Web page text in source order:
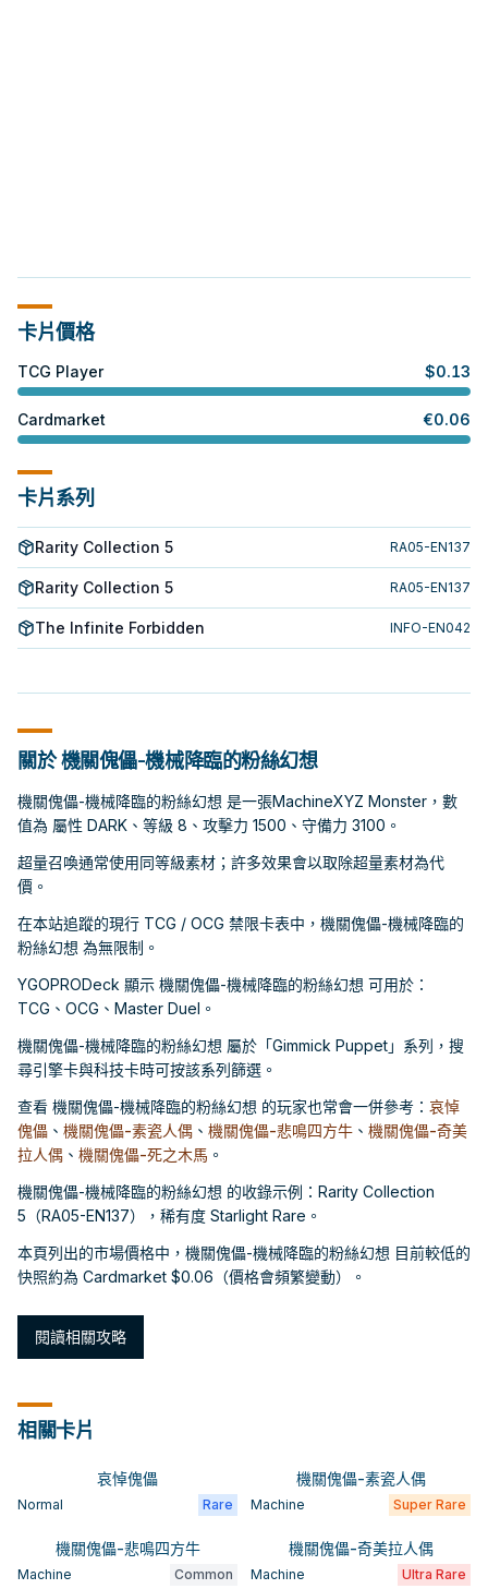
卡片價格
TCG Player $0.13
Cardmarket €0.06
卡片系列
Rarity Collection 5 RA05-EN137
Rarity Collection 5 RA05-EN137
The Infinite Forbidden INFO-EN042
關於 機關傀儡-機械降臨的粉絲幻想
機關傀儡-機械降臨的粉絲幻想 是一張MachineXYZ Monster，數
值為 屬性 DARK、等級 8、攻擊力 1500、守備力 3100。
超量召喚通常使用同等級素材；許多效果會以取除超量素材為代
價。
在本站追蹤的現行 TCG / OCG 禁限卡表中，機關傀儡-機械降臨的
粉絲幻想 為無限制。
YGOPRODeck 顯示 機關傀儡-機械降臨的粉絲幻想 可用於：
TCG、OCG、Master Duel。
機關傀儡-機械降臨的粉絲幻想 屬於「Gimmick Puppet」系列，搜
尋引擎卡與科技卡時可按該系列篩選。
查看 機關傀儡-機械降臨的粉絲幻想 的玩家也常會一併參考： 哀悼
傀儡 、 機關傀儡-素瓷人偶 、 機關傀儡-悲鳴四方牛 、 機關傀儡-奇美
拉人偶 、 機關傀儡-死之木馬 。
機關傀儡-機械降臨的粉絲幻想 的收錄示例：Rarity Collection
5（RA05-EN137），稀有度 Starlight Rare。
本頁列出的市場價格中，機關傀儡-機械降臨的粉絲幻想 目前較低的
快照約為 Cardmarket $0.06（價格會頻繁變動）。
閱讀相關攻略
相關卡片
哀悼傀儡
Normal Rare
機關傀儡-素瓷人偶
Machine Super Rare
機關傀儡-悲鳴四方牛
Machine Common
機關傀儡-奇美拉人偶
Machine Ultra Rare